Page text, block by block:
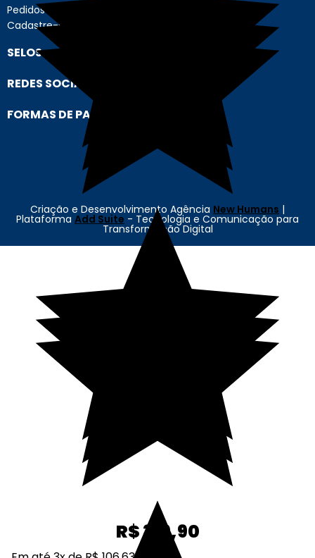
R$ 319,90
Pedidos
Cadastre-se
SELOS
REDES SOCIAIS
FORMAS DE PAGAMENTO
Criação e Desenvolvimento Agência New Humans |
Plataforma Add Suite - Tecnologia e Comunicação para
Transformação Digital